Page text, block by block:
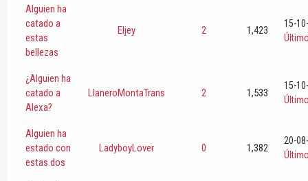
Alguien ha
catado a
estas
bellezas
Eljey 2 1,423
15-
¿Alguien ha
catado a
Alexa?
LlaneroMontaTrans 2 1,533
15-
Alguien ha
estado con
estas dos
LadyboyLover 0 1,382
20-